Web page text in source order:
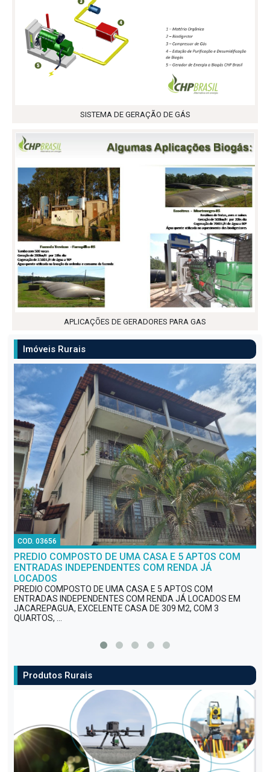
SISTEMA DE GERAÇÃO DE GÁS
APLICAÇÕES DE GERADORES PARA GAS
Imóveis Rurais
COD. 03656
PREDIO COMPOSTO DE UMA CASA E 5 APTOS COM
ENTRADAS INDEPENDENTES COM RENDA JÁ
LOCADOS
PREDIO COMPOSTO DE UMA CASA E 5 APTOS COM
ENTRADAS INDEPENDENTES COM RENDA JÁ LOCADOS EM
JACAREPAGUA, EXCELENTE CASA DE 309 M2, COM 3
QUARTOS, ...
Produtos Rurais